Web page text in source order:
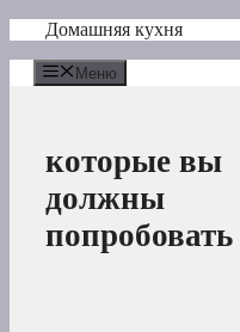
Перейти
содержимому
Домашняя кухня
Меню
которые вы
должны
попробовать